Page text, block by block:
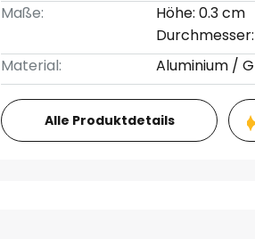
Maße:
Höhe: 0.3 cm
Material:
Aluminium /
Alle Produktdetails